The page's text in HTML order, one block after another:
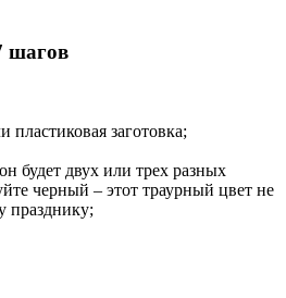
шагов
пластиковая заготовка;
будет двух или трех разных
черный – этот траурный цвет не
празднику;